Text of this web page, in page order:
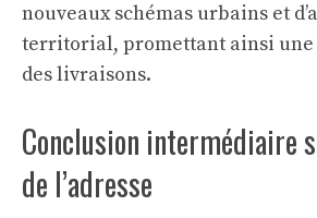
nouveaux schémas urbains et
territorial, promettant ainsi
des livraisons.
Conclusion intermédiaire
de l’adresse